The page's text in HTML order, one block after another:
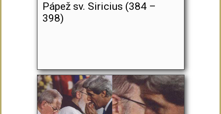
Pápež sv. Siricius (384 –
398)